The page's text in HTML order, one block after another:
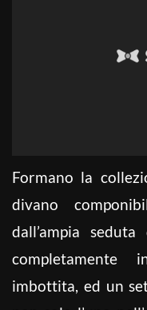
Formano la
divano
dall’ampia
completamente
imbottita, ed un